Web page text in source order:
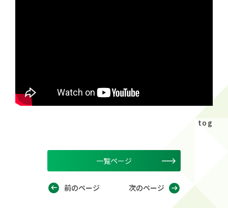
tog
前のページ
一覧ページ
次のページ